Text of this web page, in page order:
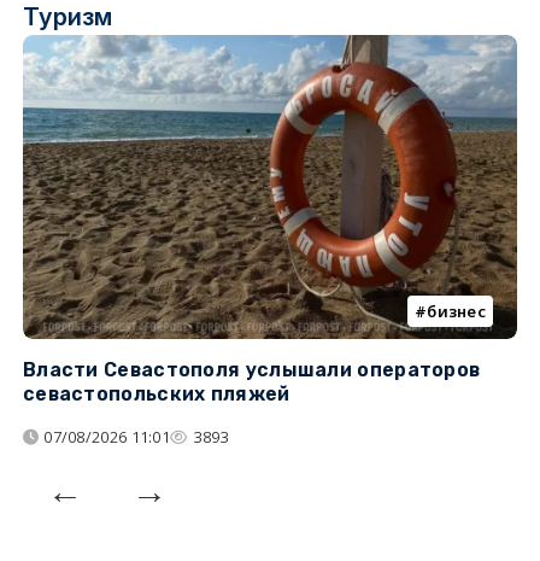
Туризм
бизнес
Власти Севастополя услышали операторов
севастопольских пляжей
07/08/2026 11:01 3893